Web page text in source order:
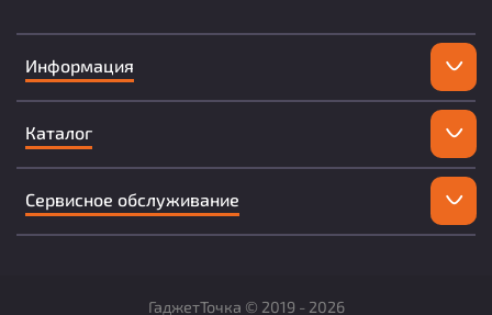
Информация
Каталог
Сервисное обслуживание
ГаджетТочка © 2019 - 2026